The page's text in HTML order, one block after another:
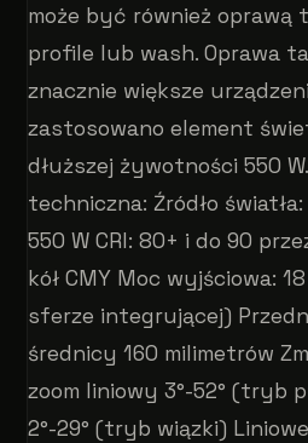
może być również
profile lub wash. Oprawa
znacznie większe
zastosowano element
dłuższej żywotności 550
techniczna: Źródło
550 W CRI: 80+ i do 90
kół CMY Moc wyjściowa:
sferze integrującej)
średnicy 160 milimetrów
zoom liniowy 3°-52° (tryb
2°-29° (tryb wiązki)